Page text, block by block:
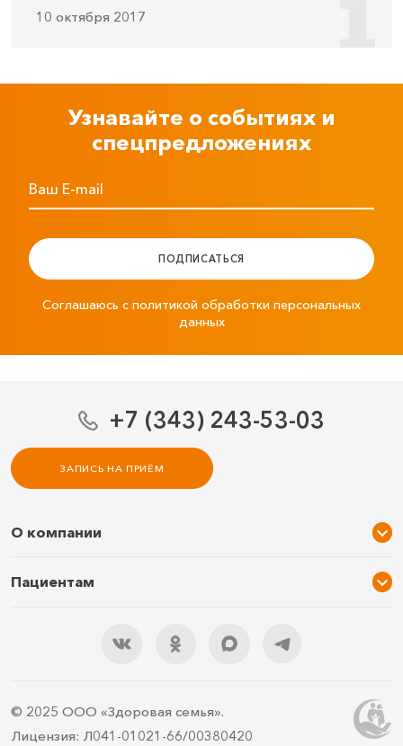
10 октября 2017
Узнавайте о событиях и
спецпредложениях
Ваш E-mail
ПОДПИСАТЬСЯ
Соглашаюсь с политикой обработки персональных
данных
+7 (343) 243-53-03
ЗАПИСЬ НА ПРИЁМ
О компании
Услуги и цены
Контакты
Пациентам
Подарочный сертификат
Правила подготовки
ДМС
© 2025 ООО «Здоровая семья».
Лицензия: Л041-01021-66/00380420